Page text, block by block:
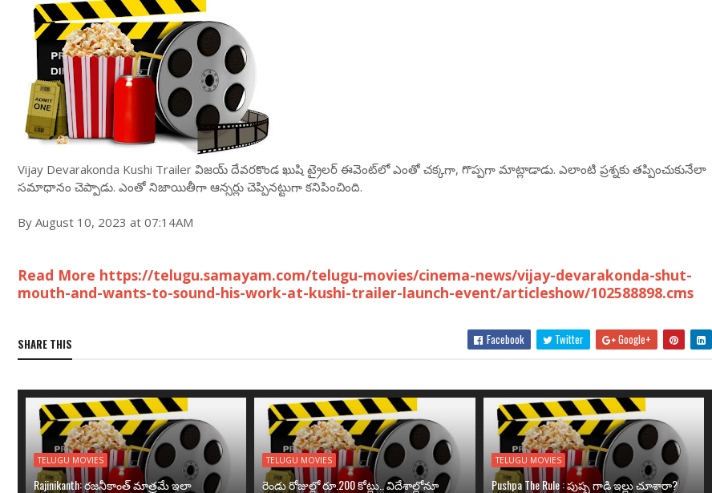
Vijay Devarakonda Kushi Trailer విజయ్ దేవరకొండ ఖుషి ట్రైలర్ ఈవెంట్‌లో ఎంతో చక్కగా, గొప్పగా మాట్లాడాడు. ఎలాంటి ప్రశ్నకు తప్పించుకునేలా
సమాధానం చెప్పాడు. ఎంతో నిజాయితీగా ఆన్సర్లు చెప్పినట్టుగా కనిపించింది.
By August 10, 2023 at 07:14AM
Read More https://telugu.samayam.com/telugu-movies/cinema-news/vijay-devarakonda-shut-
mouth-and-wants-to-sound-his-work-at-kushi-trailer-launch-event/articleshow/102588898.cms
SHARE THIS Facebook Twitter Google+
TELUGU MOVIES
Rajinikanth: రజనీకాంత్ మాత్రమే ఇలా
TELUGU MOVIES
రెండు రోజుల్లో రూ.200 కోట్లు.. విదేశాల్లోనూ
TELUGU MOVIES
Pushpa The Rule : పుష్ప గాడి ఇల్లు చూశారా?